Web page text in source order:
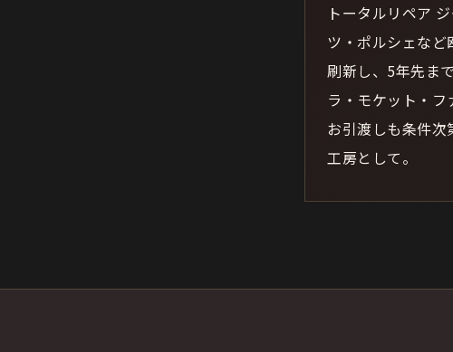
トータルリペア
ツ・ポルシェな
刷新し、5年先ま
ラ・モケット・
お引渡しも条件
工房として。